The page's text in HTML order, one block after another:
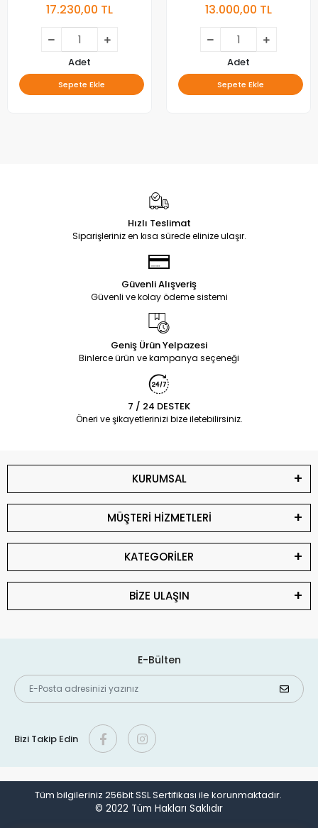
17.230,00 TL
Adet
Sepete Ekle
13.000,00 TL
Adet
Sepete Ekle
Hızlı Teslimat
Siparişleriniz en kısa sürede elinize ulaşır.
Güvenli Alışveriş
Güvenli ve kolay ödeme sistemi
Geniş Ürün Yelpazesi
Binlerce ürün ve kampanya seçeneği
7 / 24 DESTEK
Öneri ve şikayetlerinizi bize iletebilirsiniz.
KURUMSAL
MÜŞTERİ HİZMETLERİ
KATEGORİLER
BİZE ULAŞIN
E-Bülten
Bizi Takip Edin
Tüm bilgileriniz 256bit SSL Sertifikası ile korunmaktadır.
© 2022 Tüm Hakları Saklıdır